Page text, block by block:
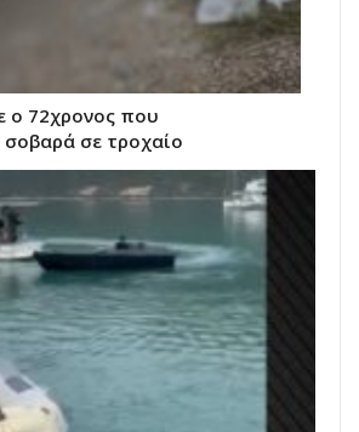
ο 72χρονος που
σοβαρά σε τροχαίο